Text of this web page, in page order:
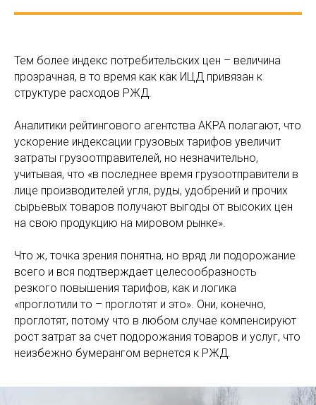
Тем более индекс потребительских цен – величина
прозрачная, в то время как как ИЦД привязан к
структуре расходов РЖД.
Аналитики рейтингового агентства АКРА полагают, что
ускорение индексации грузовых тарифов увеличит
затраты грузоотправителей, но незначительно,
учитывая, что «в последнее время грузоотправители в
лице производителей угля, руды, удобрений и прочих
сырьевых товаров получают выгоды от высоких цен
на свою продукцию на мировом рынке».
Что ж, точка зрения понятна, но вряд ли подорожание
всего и вся подтверждает целесообразность
резкого повышения тарифов, как и логика
«проглотили то – проглотят и это». Они, конечно,
проглотят, потому что в любом случае компенсируют
рост затрат за счет подорожания товаров и услуг, что
неизбежно бумерангом вернется к РЖД.